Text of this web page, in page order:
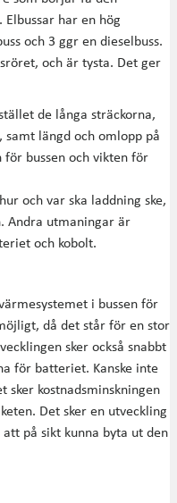
har en hög
och 3 ggr en dieselbuss.
och är tysta. Det ger
de långa sträckorna,
längd och omlopp på
för bussen och vikten för
och var ska laddning ske,
Andra utmaningar är
och kobolt.
i bussen för
då det står för en stor
sker också snabbt
för batteriet. Kanske inte
sker kostnadsminskningen
Det sker en utveckling
på sikt kunna byta ut den